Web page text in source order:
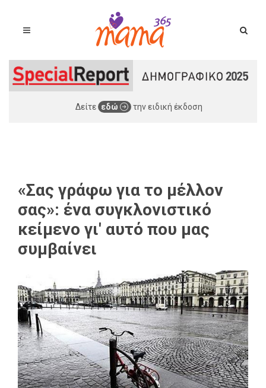
Δείτε εδώ την ειδική έκδοση
«Σας γράφω για το μέλλον
σας»: ένα συγκλονιστικό
κείμενο γι' αυτό που μας
συμβαίνει